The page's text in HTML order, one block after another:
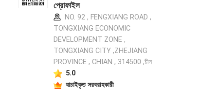
প্রোফাইল
NO. 92 , FENGXIANG ROAD ,
TONGXIANG ECONOMIC
DEVELOPMENT ZONE ,
TONGXIANG CITY ,ZHEJIANG
PROVINCE , CHIAN , 314500 ,চীন
5.0
যাচাইকৃত সরবরাহকারী